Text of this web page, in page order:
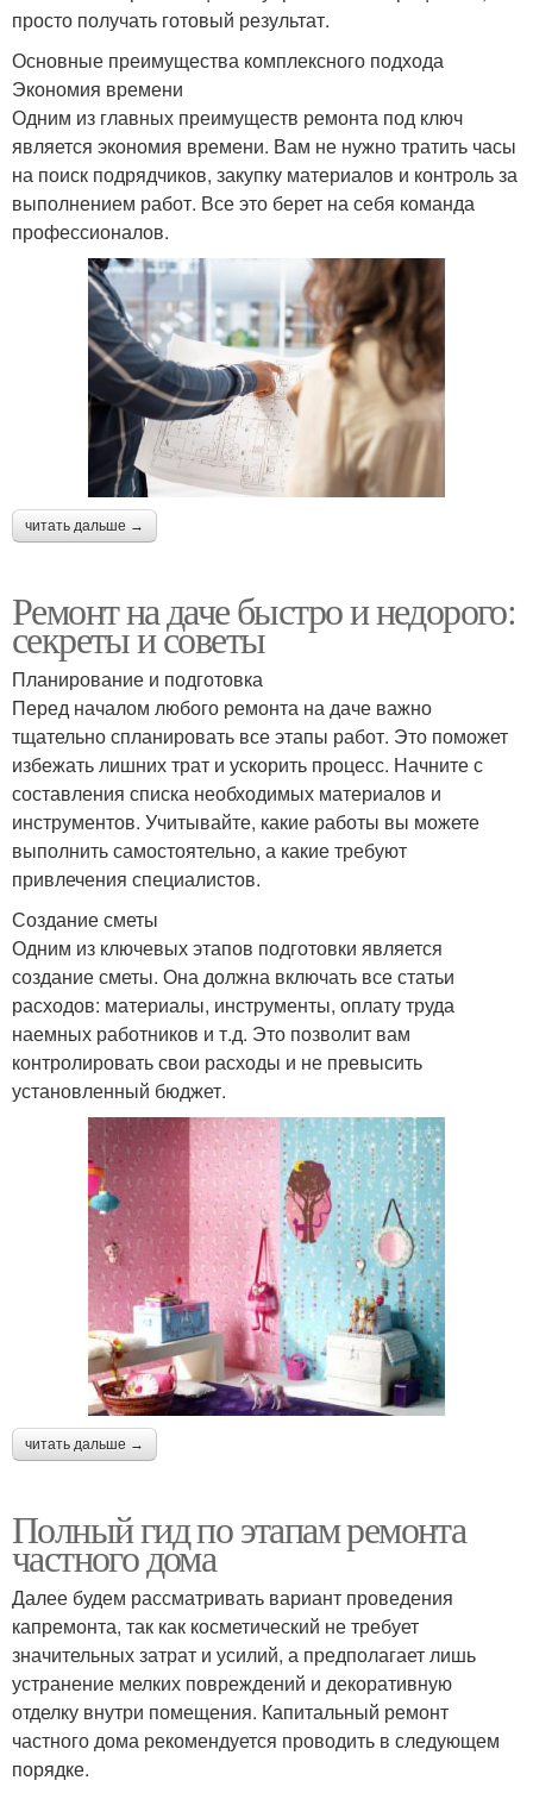
просто получать готовый результат.
Основные преимущества комплексного подхода
Экономия времени
Одним из главных преимуществ ремонта под ключ
является экономия времени. Вам не нужно тратить часы
на поиск подрядчиков, закупку материалов и контроль за
выполнением работ. Все это берет на себя команда
профессионалов.
читать дальше →
Ремонт на даче быстро и недорого:
секреты и советы
Планирование и подготовка
Перед началом любого ремонта на даче важно
тщательно спланировать все этапы работ. Это поможет
избежать лишних трат и ускорить процесс. Начните с
составления списка необходимых материалов и
инструментов. Учитывайте, какие работы вы можете
выполнить самостоятельно, а какие требуют
привлечения специалистов.
Создание сметы
Одним из ключевых этапов подготовки является
создание сметы. Она должна включать все статьи
расходов: материалы, инструменты, оплату труда
наемных работников и т.д. Это позволит вам
контролировать свои расходы и не превысить
установленный бюджет.
читать дальше →
Полный гид по этапам ремонта
частного дома
Далее будем рассматривать вариант проведения
капремонта, так как косметический не требует
значительных затрат и усилий, а предполагает лишь
устранение мелких повреждений и декоративную
отделку внутри помещения. Капитальный ремонт
частного дома рекомендуется проводить в следующем
порядке.